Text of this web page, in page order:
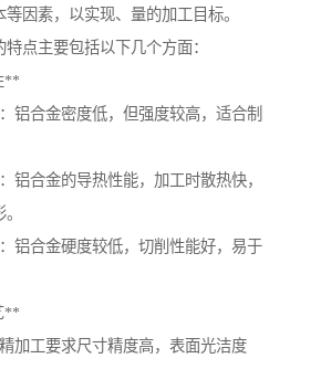
因素，以实现、量的加工目标。
点主要包括以下几个方面：
**
合金密度低，但强度较高，适合制
合金的导热性能，加工时散热快，
铝合金硬度较低，切削性能好，易于
**
加工要求尺寸精度高，表面光洁度